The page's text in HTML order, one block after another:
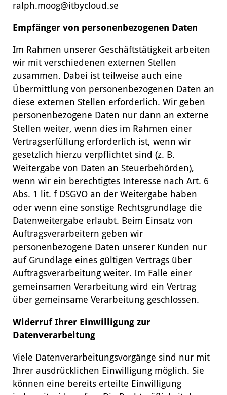
ralph.moog@itbycloud.se
Empfänger von personenbezogenen Daten
Im Rahmen unserer Geschäftstätigkeit arbeiten
wir mit verschiedenen externen Stellen
zusammen. Dabei ist teilweise auch eine
Übermittlung von personenbezogenen Daten an
diese externen Stellen erforderlich. Wir geben
personenbezogene Daten nur dann an externe
Stellen weiter, wenn dies im Rahmen einer
Vertragserfüllung erforderlich ist, wenn wir
gesetzlich hierzu verpflichtet sind (z. B.
Weitergabe von Daten an Steuerbehörden),
wenn wir ein berechtigtes Interesse nach Art. 6
Abs. 1 lit. f DSGVO an der Weitergabe haben
oder wenn eine sonstige Rechtsgrundlage die
Datenweitergabe erlaubt. Beim Einsatz von
Auftragsverarbeitern geben wir
personenbezogene Daten unserer Kunden nur
auf Grundlage eines gültigen Vertrags über
Auftragsverarbeitung weiter. Im Falle einer
gemeinsamen Verarbeitung wird ein Vertrag
über gemeinsame Verarbeitung geschlossen.
Widerruf Ihrer Einwilligung zur
Datenverarbeitung
Viele Datenverarbeitungsvorgänge sind nur mit
Ihrer ausdrücklichen Einwilligung möglich. Sie
können eine bereits erteilte Einwilligung